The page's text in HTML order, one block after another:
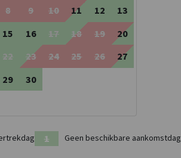
8 9 10 11 12
13
15 16 17 18 19
20
22 23 24 25 26
27
29 30
Geen beschikbare aankomstdag